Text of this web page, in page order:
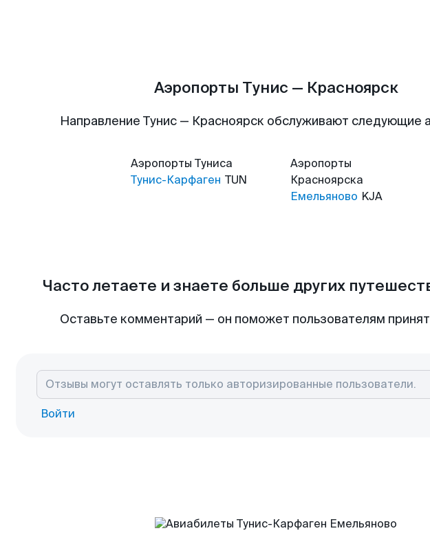
Аэропорты Тунис — Красноярск
Направление Тунис — Красноярск обслуживают следующие
Аэропорты Туниса
Тунис-Карфаген TUN
Аэропорты
Красноярска
Емельяново KJA
Часто летаете и знаете больше других
Оставьте комментарий — он поможет пользователям
Войти